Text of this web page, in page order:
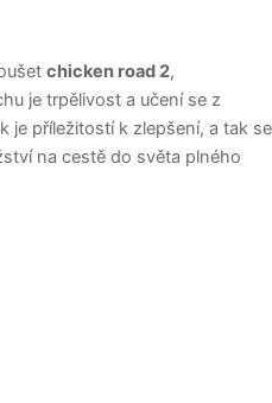
chicken road 2,
je trpělivost a učení se z
je příležitostí k zlepšení, a tak se
na cestě do světa plného